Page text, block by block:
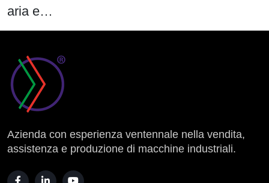
aria e…
Azienda con esperienza ventennale nella vendita,
assistenza e produzione di macchine industriali.